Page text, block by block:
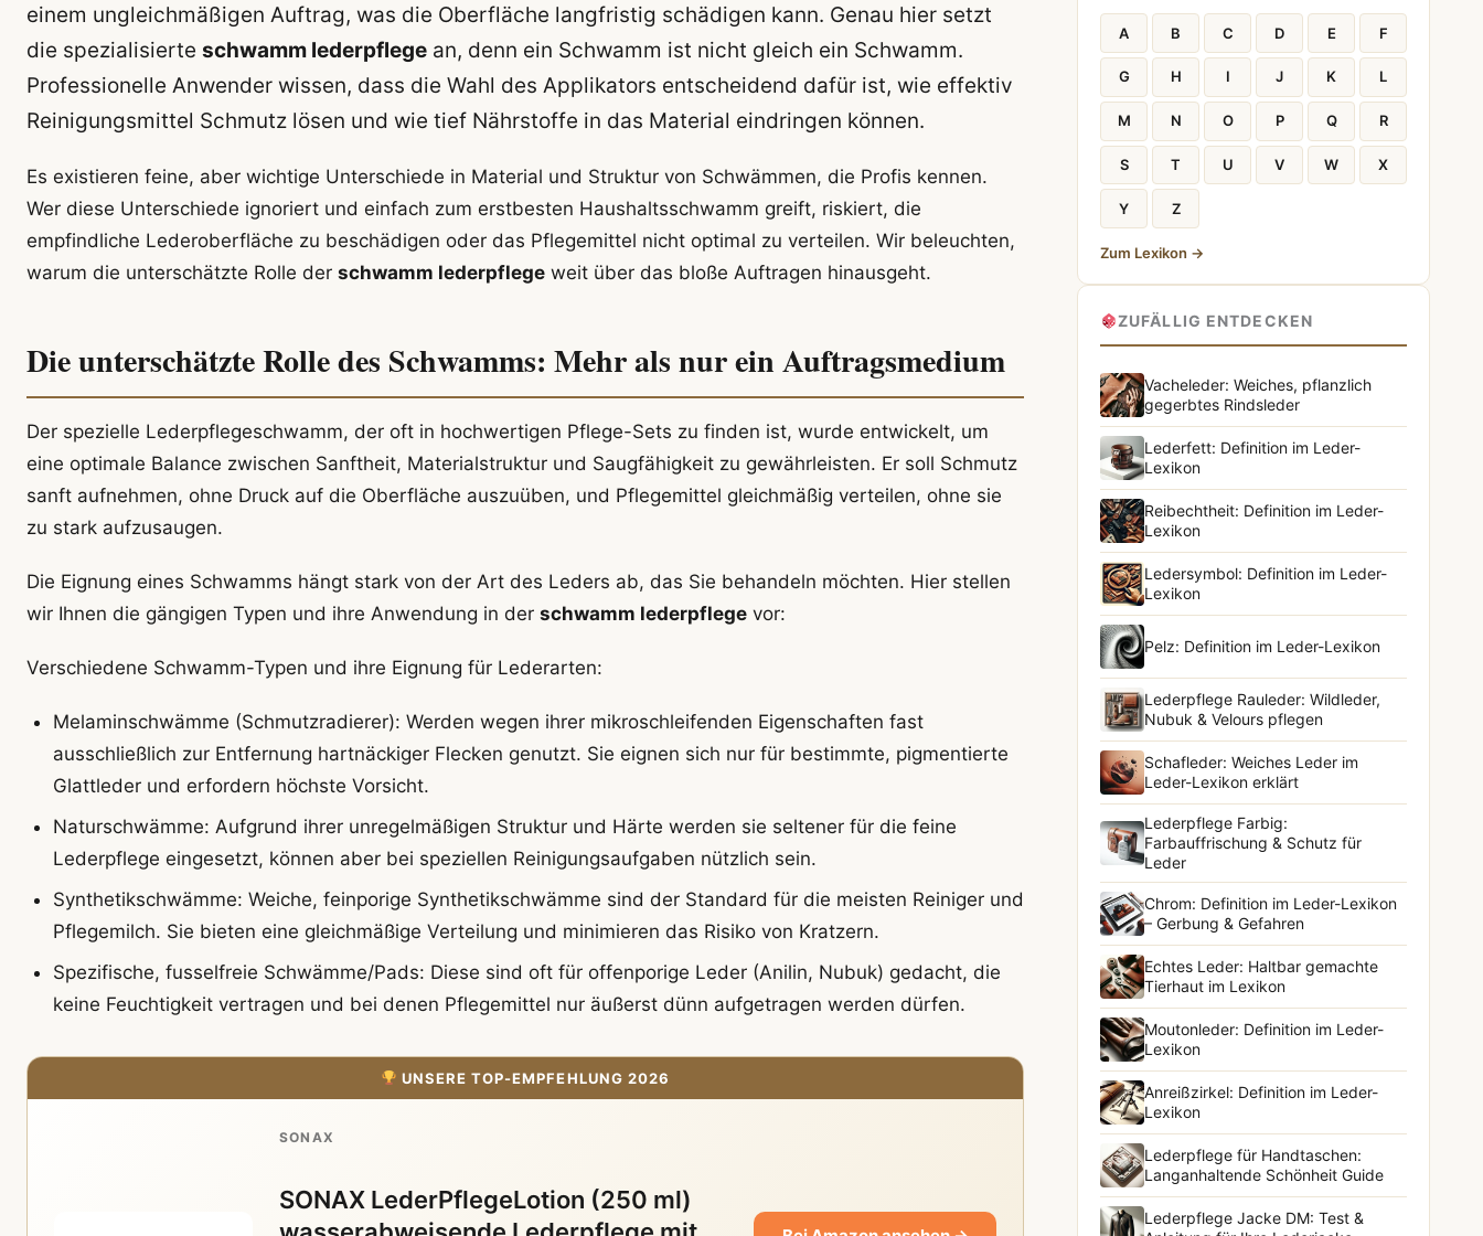
einem ungleichmäßigen Auftrag, was die Oberfläche langfristig schädigen kann. Genau hier setzt
die spezialisierte schwamm lederpflege an, denn ein Schwamm ist nicht gleich ein Schwamm.
Professionelle Anwender wissen, dass die Wahl des Applikators entscheidend dafür ist, wie effektiv
Reinigungsmittel Schmutz lösen und wie tief Nährstoffe in das Material eindringen können.
Es existieren feine, aber wichtige Unterschiede in Material und Struktur von Schwämmen, die Profis kennen.
Wer diese Unterschiede ignoriert und einfach zum erstbesten Haushaltsschwamm greift, riskiert, die
empfindliche Lederoberfläche zu beschädigen oder das Pflegemittel nicht optimal zu verteilen. Wir beleuchten,
warum die unterschätzte Rolle der schwamm lederpflege weit über das bloße Auftragen hinausgeht.
Die unterschätzte Rolle des Schwamms: Mehr als nur ein Auftragsmedium
Der spezielle Lederpflegeschwamm, der oft in hochwertigen Pflege-Sets zu finden ist, wurde entwickelt, um
eine optimale Balance zwischen Sanftheit, Materialstruktur und Saugfähigkeit zu gewährleisten. Er soll Schmutz
sanft aufnehmen, ohne Druck auf die Oberfläche auszuüben, und Pflegemittel gleichmäßig verteilen, ohne sie
zu stark aufzusaugen.
Die Eignung eines Schwamms hängt stark von der Art des Leders ab, das Sie behandeln möchten. Hier stellen
wir Ihnen die gängigen Typen und ihre Anwendung in der schwamm lederpflege vor:
Verschiedene Schwamm-Typen und ihre Eignung für Lederarten:
Melaminschwämme (Schmutzradierer): Werden wegen ihrer mikroschleifenden Eigenschaften fast
ausschließlich zur Entfernung hartnäckiger Flecken genutzt. Sie eignen sich nur für bestimmte, pigmentierte
Glattleder und erfordern höchste Vorsicht.
Naturschwämme: Aufgrund ihrer unregelmäßigen Struktur und Härte werden sie seltener für die feine
Lederpflege eingesetzt, können aber bei speziellen Reinigungsaufgaben nützlich sein.
Synthetikschwämme: Weiche, feinporige Synthetikschwämme sind der Standard für die meisten Reiniger und
Pflegemilch. Sie bieten eine gleichmäßige Verteilung und minimieren das Risiko von Kratzern.
Spezifische, fusselfreie Schwämme/Pads: Diese sind oft für offenporige Leder (Anilin, Nubuk) gedacht, die
keine Feuchtigkeit vertragen und bei denen Pflegemittel nur äußerst dünn aufgetragen werden dürfen.
UNSERE TOP-EMPFEHLUNG 2026
SONAX
SONAX LederPflegeLotion (250 ml)
A B C D E F
G H I J K L
M N O P Q R
S T U V W X
Y Z
Zum Lexikon →
ZUFÄLLIG ENTDECKEN
Vacheleder: Weiches, pflanzlich
gegerbtes Rindsleder
Lederfett: Definition im Leder-
Lexikon
Reibechtheit: Definition im Leder-
Lexikon
Ledersymbol: Definition im Leder-
Lexikon
Pelz: Definition im Leder-Lexikon
Lederpflege Rauleder: Wildleder,
Nubuk & Velours pflegen
Schafleder: Weiches Leder im
Leder-Lexikon erklärt
Lederpflege Farbig:
Farbauffrischung & Schutz für
Leder
Chrom: Definition im Leder-Lexikon
– Gerbung & Gefahren
Echtes Leder: Haltbar gemachte
Tierhaut im Lexikon
Moutonleder: Definition im Leder-
Lexikon
Anreißzirkel: Definition im Leder-
Lexikon
Lederpflege für Handtaschen:
Langanhaltende Schönheit Guide
Lederpflege Jacke DM: Test &